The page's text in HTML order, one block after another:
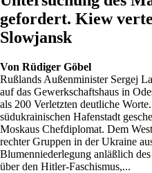
gefordert. Kiew
Slowjansk
Von Rüdiger Göbel
Rußlands Außenminister Sergej
auf das Gewerkschaftshaus in
als 200 Verletzten deutliche
südukrainischen Hafenstadt
Moskaus Chefdiplomat. Dem
rechter Gruppen in der Ukraine
Blumenniederlegung anläßlich
über den Hitler-Faschismus,...